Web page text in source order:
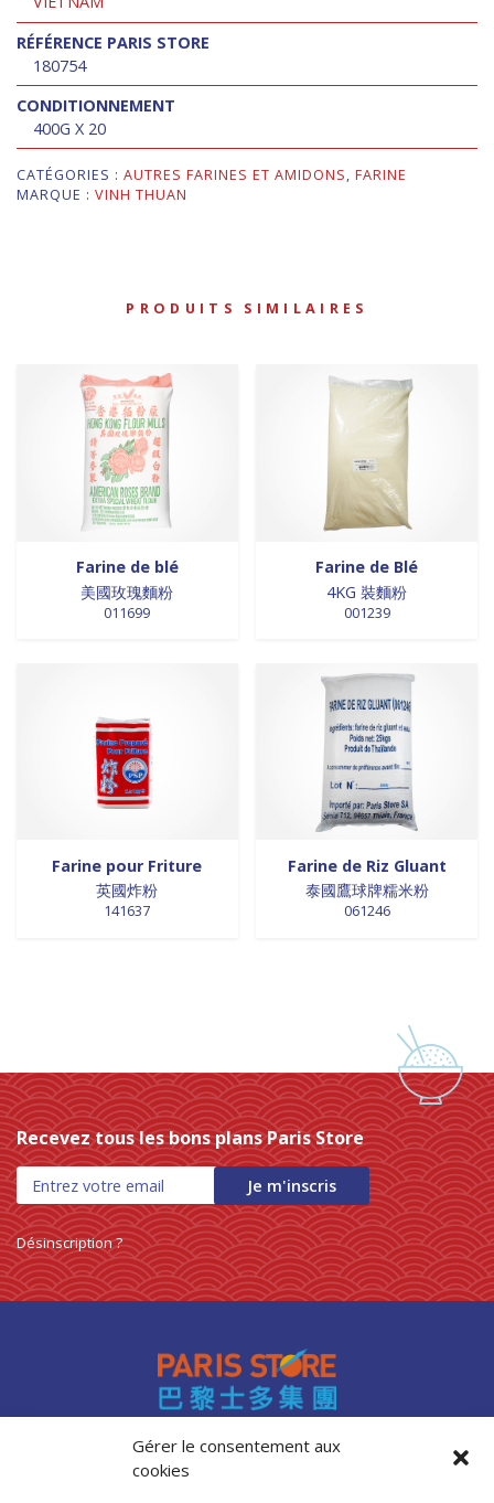
Gérer le consentement aux
cookies
RÉFÉRENCE PARIS STORE
180754
CONDITIONNEMENT
400G X 20
CATÉGORIES : AUTRES FARINES ET AMIDONS, FARINE
MARQUE : VINH THUAN
PRODUITS SIMILAIRES
Farine de blé
美國玫瑰麵粉
011699
Farine de Blé
4KG 裝麵粉
001239
Farine pour Friture
英國炸粉
141637
Farine de Riz Gluant
泰國鷹球牌糯米粉
061246
Recevez tous les bons plans Paris Store
Je m'inscris
Désinscription ?
Accès professionnels